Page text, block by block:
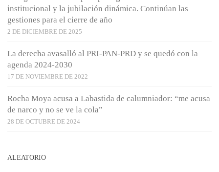
institucional y la jubilación dinámica. Continúan las
gestiones para el cierre de año
2 DE DICIEMBRE DE 2025
La derecha avasalló al PRI-PAN-PRD y se quedó con la
agenda 2024-2030
17 DE NOVIEMBRE DE 2022
Rocha Moya acusa a Labastida de calumniador: “me acusa
de narco y no se ve la cola”
28 DE OCTUBRE DE 2024
ALEATORIO